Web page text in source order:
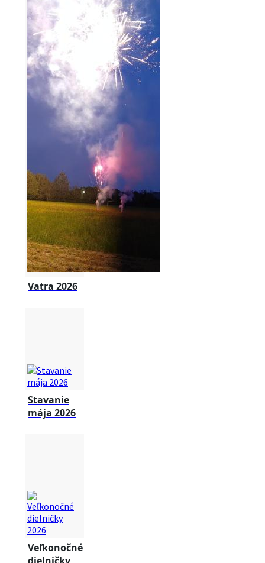
Vatra 2026
Stavanie
mája 2026
Veľkonočné